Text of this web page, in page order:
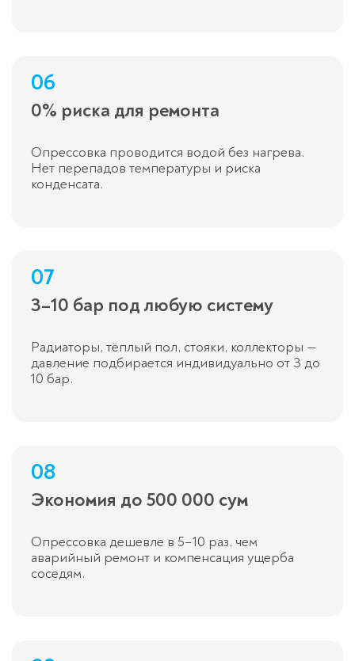
06
0% риска для ремонта
Опрессовка проводится водой без нагрева.
Нет перепадов температуры и риска
конденсата.
07
3–10 бар под любую систему
Радиаторы, тёплый пол, стояки, коллекторы —
давление подбирается индивидуально от 3 до
10 бар.
08
Экономия до 500 000 сум
Опрессовка дешевле в 5–10 раз, чем
аварийный ремонт и компенсация ущерба
соседям.